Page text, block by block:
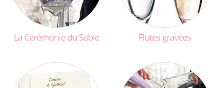
La Cérémonie du Sable Flutes gravées